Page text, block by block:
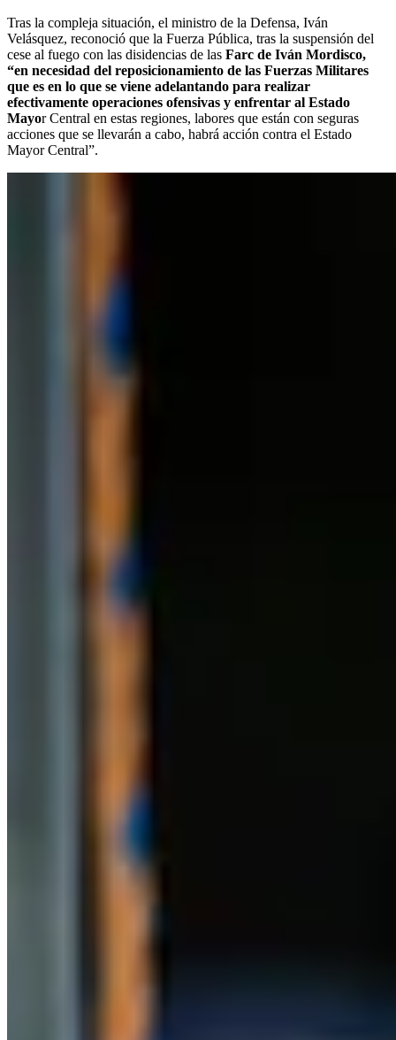
Tras la compleja situación, el ministro de la Defensa, Iván
Velásquez, reconoció que la Fuerza Pública, tras la suspensión del
cese al fuego con las disidencias de las Farc de Iván Mordisco,
“en necesidad del reposicionamiento de las Fuerzas Militares
que es en lo que se viene adelantando para realizar
efectivamente operaciones ofensivas y enfrentar al Estado
Mayor Central en estas regiones, labores que están con seguras
acciones que se llevarán a cabo, habrá acción contra el Estado
Mayor Central”.